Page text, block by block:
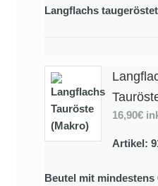
Langflachs taugeröstet
16,90€
Artikel:
Beutel mit mindestens